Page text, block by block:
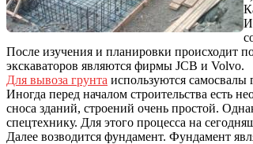
После изучения и планировки происходит
экскаваторов являются фирмы JCB и Volvo.
Для вывоза грунта используются
Иногда перед началом строительства есть
сноса зданий, строений очень простой.
спецтехнику. Для этого процесса на
Далее возводится фундамент. Фундамент